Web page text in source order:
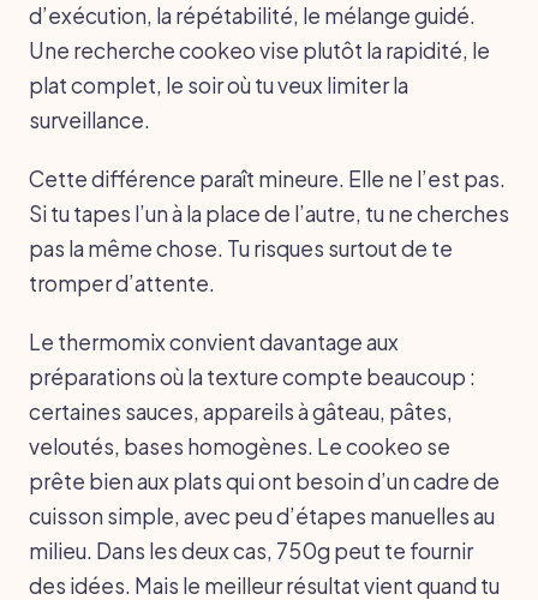
d’exécution, la répétabilité, le mélange guidé.
Une recherche cookeo vise plutôt la rapidité, le
plat complet, le soir où tu veux limiter la
surveillance.
Cette différence paraît mineure. Elle ne l’est pas.
Si tu tapes l’un à la place de l’autre, tu ne cherches
pas la même chose. Tu risques surtout de te
tromper d’attente.
Le thermomix convient davantage aux
préparations où la texture compte beaucoup :
certaines sauces, appareils à gâteau, pâtes,
veloutés, bases homogènes. Le cookeo se
prête bien aux plats qui ont besoin d’un cadre de
cuisson simple, avec peu d’étapes manuelles au
milieu. Dans les deux cas, 750g peut te fournir
des idées. Mais le meilleur résultat vient quand tu